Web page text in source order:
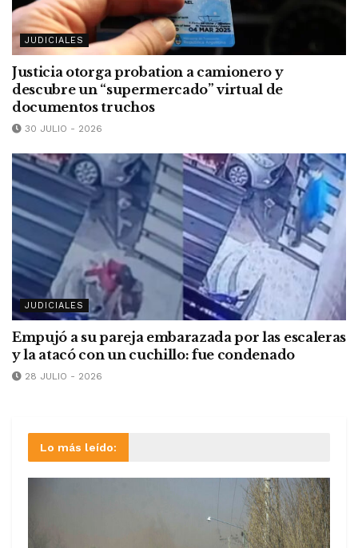
JUDICIALES
Justicia otorga probation a camionero y
descubre un “supermercado” virtual de
documentos truchos
30 JULIO - 2026
JUDICIALES
Empujó a su pareja embarazada por las escaleras
y la atacó con un cuchillo: fue condenado
28 JULIO - 2026
Lo más leído: